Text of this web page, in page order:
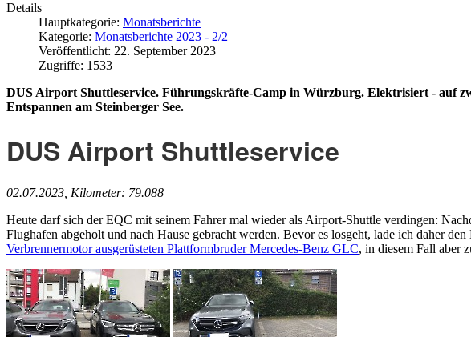
Details
Hauptkategorie: Monatsberichte
Kategorie: Monatsberichte 2023 - 2/2
Veröffentlicht: 22. September 2023
Zugriffe: 1533
DUS Airport Shuttleservice. Führungskräfte-Camp in Würzburg. Elektrisiert - auf
Entspannen am Steinberger See.
DUS Airport Shuttleservice
02.07.2023, Kilometer: 79.088
Heute darf sich der EQC mit seinem Fahrer mal wieder als Airport-Shuttle verdingen:
Flughafen abgeholt und nach Hause gebracht werden. Bevor es losgeht, lade ich daher
Verbrennermotor ausgerüsteten Plattformbruder Mercedes-Benz GLC, in diesem Fall aber